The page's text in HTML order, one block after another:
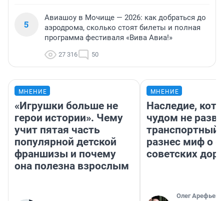
5
Авиашоу в Мочище — 2026: как добраться до
аэродрома, сколько стоят билеты и полная
программа фестиваля «Вива Авиа!»
27 316 50
МНЕНИЕ
«Игрушки больше не
герои истории». Чему
учит пятая часть
популярной детской
франшизы и почему
она полезна взрослым
МНЕНИЕ
Наследие,
чудом не
транспортный
разнес миф о
советских
Олег Арефьев